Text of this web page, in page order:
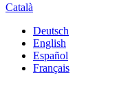
Català
Deutsch
English
Español
Français